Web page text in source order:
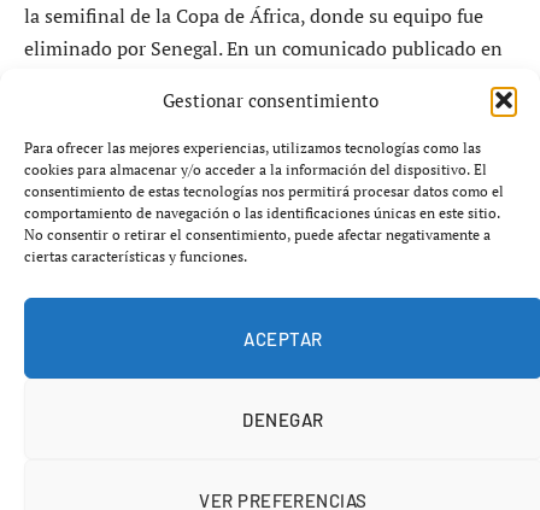
Gestionar consentimiento
Para ofrecer las mejores experiencias, utilizamos tecnologías como las
cookies para almacenar y/o acceder a la información del dispositivo. El
consentimiento de estas tecnologías nos permitirá procesar datos como el
comportamiento de navegación o las identificaciones únicas en este sitio.
No consentir o retirar el consentimiento, puede afectar negativamente a
ciertas características y funciones.
ACEPTAR
DENEGAR
VER PREFERENCIAS
la semifinal de la Copa de África, donde su equipo fue
eliminado por Senegal. En un comunicado publicado en
shock» y con «el alma rota» tras fallar un penalti crucial
que hubiera llevado a su selección a la final.
El incidente en cuestión ocurrió durante el tiempo
suplementario, cuando Brahim provocó un penalti que
fue estéril en su ejecución. «Asumo toda la
responsabilidad y me disculpo de todo corazón» declaró
el futbolista, quien fue el máximo goleador del torneo
con cinco goles y un destacado líder del equipo marroquí.
partido, que estuvo marcado por la polémica, incluyendo